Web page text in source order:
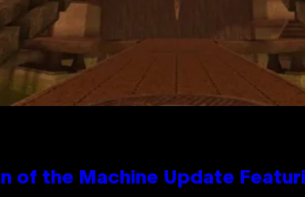
of the Machine Update